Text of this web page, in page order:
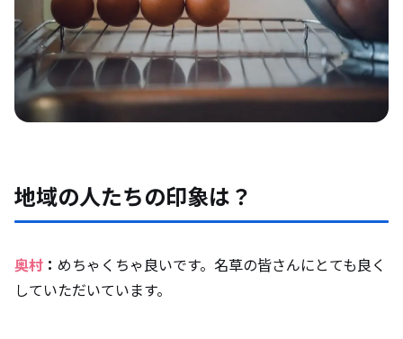
地域の人たちの印象は？
奥村 ： めちゃくちゃ良いです。名草の皆さんにとても良く
していただいています。